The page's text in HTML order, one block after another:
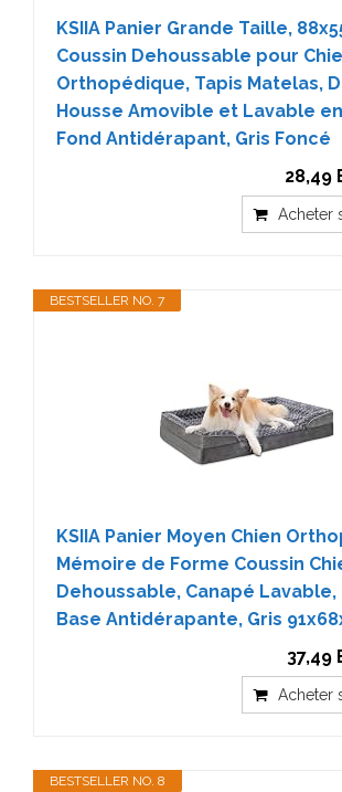
KSIIA Panier Grande Taille,
Coussin Dehoussable pour
Orthopédique, Tapis Matelas,
Housse Amovible et Lavable
Fond Antidérapant, Gris Foncé
28,49
Acheter
BESTSELLER NO. 7
KSIIA Panier Moyen Chien
Mémoire de Forme Coussin
Dehoussable, Canapé Lavable,
Base Antidérapante, Gris
37,49
Acheter
BESTSELLER NO. 8